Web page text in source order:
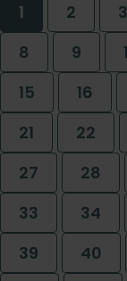
1 2 3
8
9
15
16
21
22
27
28
33
34
39
40